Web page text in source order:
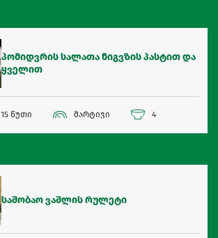
პომიდვრის სალათა ნიგვზის პასტით და
ყველით
15 წუთი მარტივი 4
საშობაო ვაშლის რულეტი